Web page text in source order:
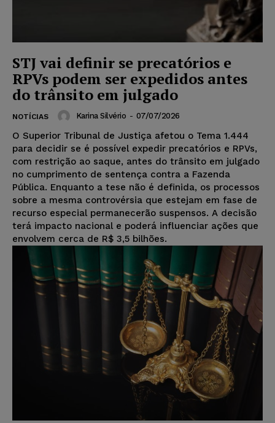
STJ vai definir se precatórios e
RPVs podem ser expedidos antes
do trânsito em julgado
NOTÍCIAS Karina Silvério - 07/07/2026
O Superior Tribunal de Justiça afetou o Tema 1.444
para decidir se é possível expedir precatórios e RPVs,
com restrição ao saque, antes do trânsito em julgado
no cumprimento de sentença contra a Fazenda
Pública. Enquanto a tese não é definida, os processos
sobre a mesma controvérsia que estejam em fase de
recurso especial permanecerão suspensos. A decisão
terá impacto nacional e poderá influenciar ações que
envolvem cerca de R$ 3,5 bilhões.